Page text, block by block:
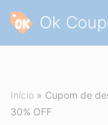
Pular
Ok
Início » Cupom de
30% OFF